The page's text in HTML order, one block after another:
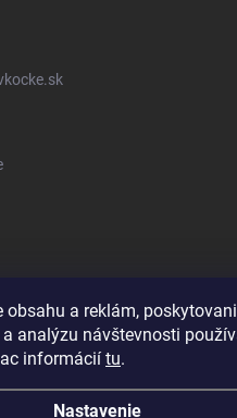
obsahu a reklám,
analýzu návštevnosti
informácií tu.
Nastavenie